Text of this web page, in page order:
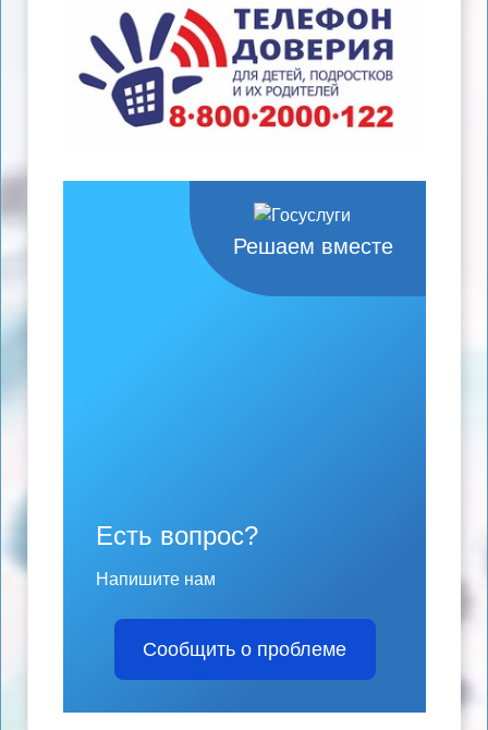
Решаем вместе
Есть вопрос?
Напишите нам
Сообщить о проблеме